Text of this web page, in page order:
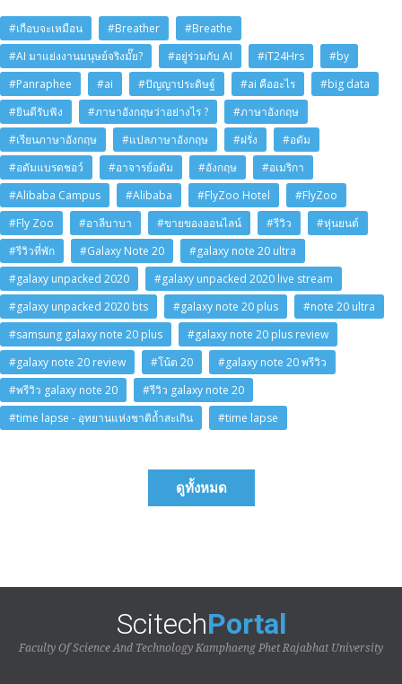
#เกือบจะเหมือน #Breather
#Breathe
#AI มาแย่งงานมนุษย์จริงมั๊ย?
#อยู่ร่วมกับ AI #iT24Hrs
#by
#Panraphee
#ai #ปัญญาประดิษฐ์ #ai คืออะไร
#big data
#ยินดีรับฟัง
#ภาษาอังกฤษว่าอย่างไร ?
#ภาษาอังกฤษ
#เรียนภาษาอังกฤษ
#แปลภาษาอังกฤษ #ฝรั่ง
#อดัม
#อดัมแบรดชอว์
#อาจารย์อดัม #อังกฤษ
#อเมริกา
#Alibaba Campus
#Alibaba #FlyZoo Hotel
#FlyZoo
#Fly Zoo
#อาลีบาบา #ขายของออนไลน์ #รีวิว
#หุ่นยนต์
#รีวิวที่พัก
#Galaxy Note 20
#galaxy note 20 ultra
#galaxy unpacked 2020
#galaxy unpacked 2020 live stream
#galaxy unpacked 2020 bts
#galaxy note 20 plus
#note 20 ultra
#samsung galaxy note 20 plus
#galaxy note 20 plus review
#galaxy note 20 review
#โน้ต 20
#galaxy note 20 พรีวิว
#พรีวิว galaxy note 20
#รีวิว galaxy note 20
#time lapse - อุทยานแห่งชาติถ้ำสะเกิน
#time lapse
ดูทั้งหมด
ScitechPortal
Faculty Of Science And Technology Kamphaeng Phet Rajabhat University